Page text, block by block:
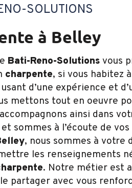
SOLUTIONS
à Belley
Bati-Reno-Solutionsvous
charpente, si vous habitez à
d’une expérience et
mettons tout en oeuvre
ainsi dans
sommes à l’écoute de vos
, nous sommes à votre
les renseignements
. Notre métier est
partager avec vous